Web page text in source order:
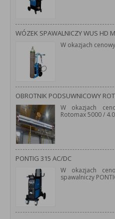
WÓZEK SPAWALNICZY WUS HD
W okazjach
OBROTNIK PODSUWNICOWY
W okazjach
Rotomax 5000 / 4.0
PONTIG 315 AC/DC
W okazjach
spawalniczy